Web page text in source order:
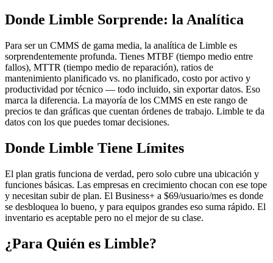
Donde Limble Sorprende: la Analítica
Para ser un CMMS de gama media, la analítica de Limble es
sorprendentemente profunda. Tienes MTBF (tiempo medio entre
fallos), MTTR (tiempo medio de reparación), ratios de
mantenimiento planificado vs. no planificado, costo por activo y
productividad por técnico — todo incluido, sin exportar datos. Eso
marca la diferencia. La mayoría de los CMMS en este rango de
precios te dan gráficas que cuentan órdenes de trabajo. Limble te da
datos con los que puedes tomar decisiones.
Donde Limble Tiene Límites
El plan gratis funciona de verdad, pero solo cubre una ubicación y
funciones básicas. Las empresas en crecimiento chocan con ese tope
y necesitan subir de plan. El Business+ a $69/usuario/mes es donde
se desbloquea lo bueno, y para equipos grandes eso suma rápido. El
inventario es aceptable pero no el mejor de su clase.
¿Para Quién es Limble?